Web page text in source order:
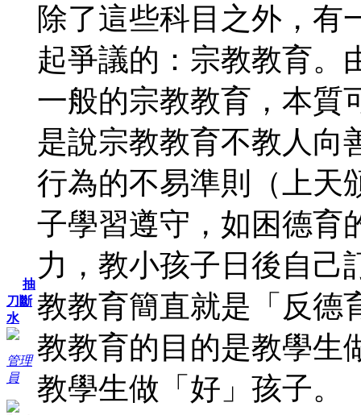
抽
刀斷
水
管理
員
除了這些科目之外，有
起爭議的：宗教教育。
一般的宗教教育，本質
是說宗教教育不教人向
行為的不易準則（上天
子學習遵守，如困德育
力，教小孩子日後自己
教教育簡直就是「反德
教教育的目的是教學生
教學生做「好」孩子。